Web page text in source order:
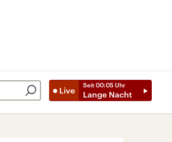
Live
Seit 00:05 Uhr
Lange Nacht